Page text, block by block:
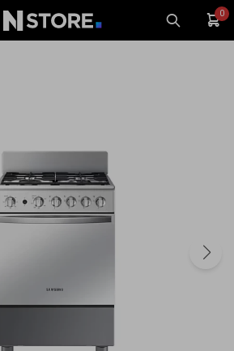
0
Tablets
Monitores
Gaming